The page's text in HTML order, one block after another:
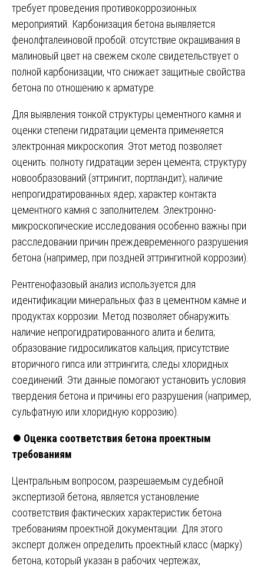
требует проведения противокоррозионных
мероприятий. Карбонизация бетона выявляется
фенолфталеиновой пробой: отсутствие окрашивания в
малиновый цвет на свежем сколе свидетельствует о
полной карбонизации, что снижает защитные свойства
бетона по отношению к арматуре.
Для выявления тонкой структуры цементного камня и
оценки степени гидратации цемента применяется
электронная микроскопия. Этот метод позволяет
оценить: полноту гидратации зерен цемента; структуру
новообразований (эттрингит, портландит); наличие
непрогидратированных ядер; характер контакта
цементного камня с заполнителем. Электронно-
микроскопические исследования особенно важны при
расследовании причин преждевременного разрушения
бетона (например, при поздней эттрингитной коррозии).
Рентгенофазовый анализ используется для
идентификации минеральных фаз в цементном камне и
продуктах коррозии. Метод позволяет обнаружить:
наличие непрогидратированного алита и белита;
образование гидросиликатов кальция; присутствие
вторичного гипса или эттрингита; следы хлоридных
соединений. Эти данные помогают установить условия
твердения бетона и причины его разрушения (например,
сульфатную или хлоридную коррозию).
⏺️ Оценка соответствия бетона проектным
требованиям
Центральным вопросом, разрешаемым судебной
экспертизой бетона, является установление
соответствия фактических характеристик бетона
требованиям проектной документации. Для этого
эксперт должен определить проектный класс (марку)
бетона, который указан в рабочих чертежах,